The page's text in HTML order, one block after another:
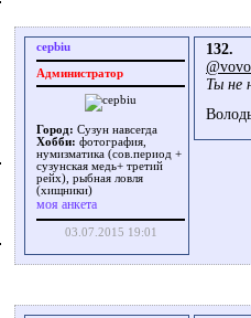
cepbiu
Администратор
Город: Сузун навсегда
Хобби: фотография,
нумизматика (сов.период +
сузунская медь+ третий
рейх), рыбная ловля
(хищники)
моя анкета
03.07.2015 19:01
132.
Ты не